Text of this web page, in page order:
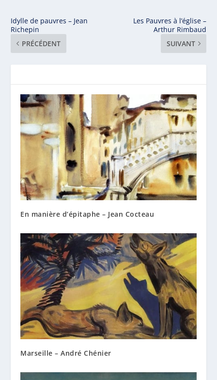
Idylle de pauvres – Jean
Richepin
PRÉCÉDENT
Les Pauvres à l’église –
Arthur Rimbaud
SUIVANT
En manière d’épitaphe – Jean Cocteau
Marseille – André Chénier